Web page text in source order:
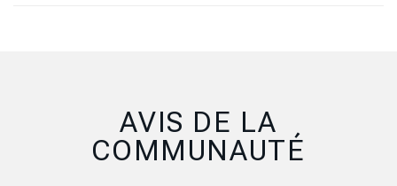
AVIS DE LA
COMMUNAUTÉ